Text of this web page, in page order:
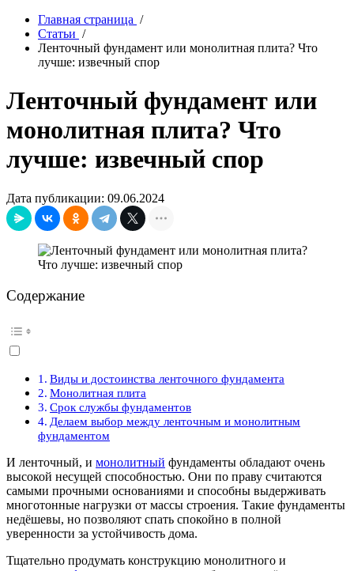
Главная страница /
Статьи /
Ленточный фундамент или монолитная плита? Что
лучше: извечный спор
Ленточный фундамент или
монолитная плита? Что
лучше: извечный спор
Дата публикации: 09.06.2024
Содержание
Виды и достоинства ленточного фундамента
Монолитная плита
Срок службы фундаментов
Делаем выбор между ленточным и монолитным
фундаментом
И ленточный, и монолитный фундаменты обладают очень
высокой несущей способностью. Они по праву считаются
самыми прочными основаниями и способны выдерживать
многотонные нагрузки от массы строения. Такие фундаменты
недёшевы, но позволяют спать спокойно в полной
уверенности за устойчивость дома.
Тщательно продумать конструкцию монолитного и